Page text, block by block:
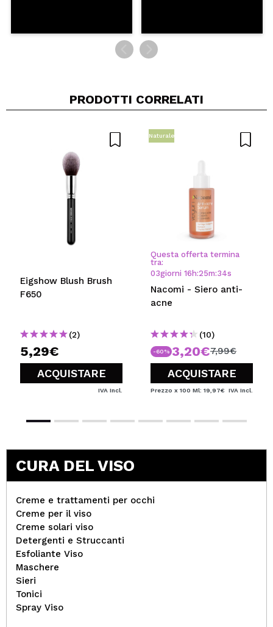
PRODOTTI CORRELATI
Eigshow Blush Brush
F650
(2)
5,29€
ACQUISTARE
IVA Incl.
Naturale
Questa offerta termina
tra:
03giorni 16h:25m:34s
Nacomi - Siero anti-
acne
(10)
-60% 3,20€7,99€
ACQUISTARE
Prezzo x 100 Ml: 19,97€ IVA Incl.
CURA DEL VISO
Creme e trattamenti per occhi
Creme per il viso
Creme solari viso
Detergenti e Struccanti
Esfoliante Viso
Maschere
Sieri
Tonici
Spray Viso